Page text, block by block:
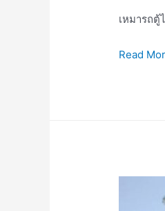
เหมารถตู้
เหมา
Read